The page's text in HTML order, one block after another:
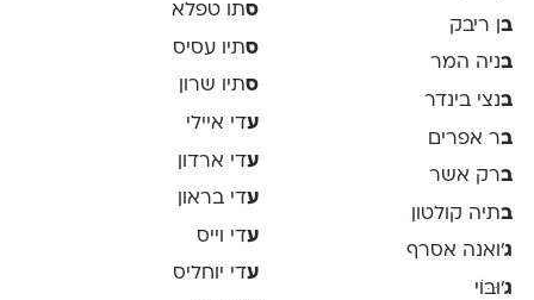
בן ריבק
בניה המר
בנצי בינדר
בר אפרים
ברק אשר
בתיה קולטון
ג'ואנה אסרף
ג'וּבּוֹי
סתו טפלא
סתיו עסיס
סתיו שרון
עדי איילי
עדי ארדון
עדי בראון
עדי וייס
עדי יוחליס